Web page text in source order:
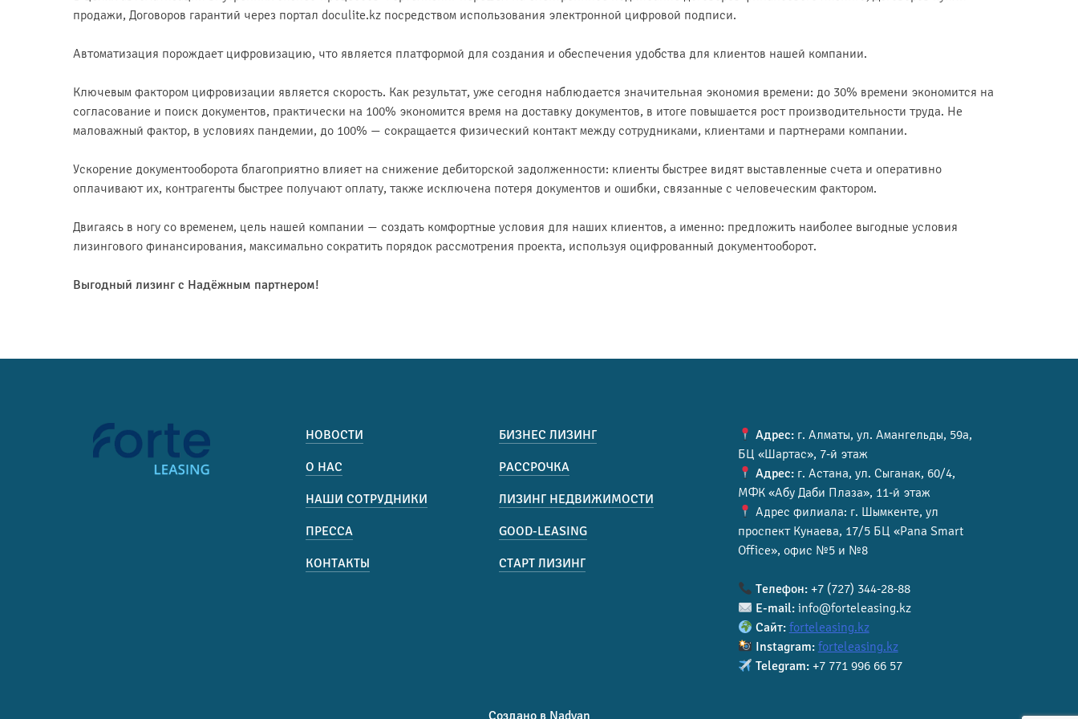
продажи, Договоров гарантий через портал doculite.kz посредством использования электронной цифровой подписи.
Автоматизация порождает цифровизацию, что является платформой для создания и обеспечения удобства для клиентов нашей компании.
Ключевым фактором цифровизации является скорость. Как результат, уже сегодня наблюдается значительная экономия времени: до 30% времени экономится на
согласование и поиск документов, практически на 100% экономится время на доставку документов, в итоге повышается рост производительности труда. Не
маловажный фактор, в условиях пандемии, до 100% — сокращается физический контакт между сотрудниками, клиентами и партнерами компании.
Ускорение документооборота благоприятно влияет на снижение дебиторской задолженности: клиенты быстрее видят выставленные счета и оперативно
оплачивают их, контрагенты быстрее получают оплату, также исключена потеря документов и ошибки, связанные с человеческим фактором.
Двигаясь в ногу со временем, цель нашей компании — создать комфортные условия для наших клиентов, а именно: предложить наиболее выгодные условия
лизингового финансирования, максимально сократить порядок рассмотрения проекта, используя оцифрованный документооборот.
Выгодный лизинг с Надёжным партнером!
НОВОСТИ
О НАС
НАШИ СОТРУДНИКИ
ПРЕССА
КОНТАКТЫ
БИЗНЕС ЛИЗИНГ
РАССРОЧКА
ЛИЗИНГ НЕДВИЖИМОСТИ
GOOD-LEASING
СТАРТ ЛИЗИНГ
Адрес:г. Алматы, ул. Амангельды, 59а,
БЦ «Шартас», 7-й этаж
Адрес:г. Астана, ул. Сыганак, 60/4,
МФК «Абу Даби Плаза», 11-й этаж
Адрес филиала: г. Шымкенте, ул
проспект Кунаева, 17/5 БЦ «Pana Smart
Office», офис №5 и №8
Телефон:+7 (727) 344-28-88
E-mail:info@forteleasing.kz
Сайт: forteleasing.kz
Instagram: forteleasing.kz
Telegram:+7 771 996 66 57
Создано в Nadvan